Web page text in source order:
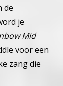
de
je
Mid
voor een
zang die